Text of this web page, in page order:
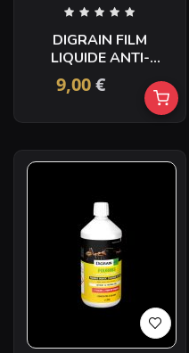
DIGRAIN FILM
LIQUIDE ANTI-
MOUSTIQUES 15ML
9,00€